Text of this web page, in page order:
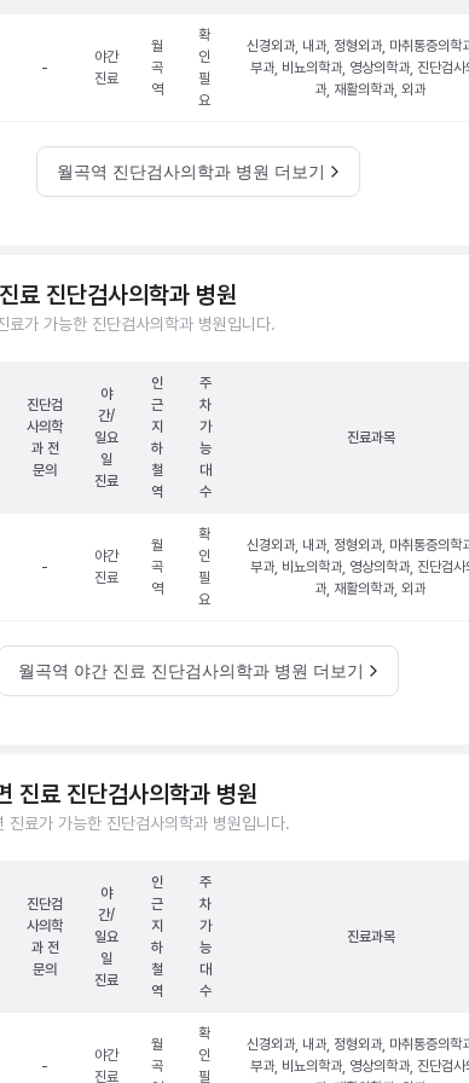
-
야간
진료
월
곡
역
확
인
필
요
신경외과, 내과, 정형외과, 마취통증의학
부과, 비뇨의학과, 영상의학과, 진단검사
과, 재활의학과, 외과
월곡역 진단검사의학과 병원 더보기
료 진단검사의학과 병원
료가 가능한 진단검사의학과 병원입니다.
진단검
사의학
과 전
문의
야
간/
일요
일
진료
인
근
지
하
철
역
주
차
가
능
대
수
진료과목
-
야간
진료
월
곡
역
확
인
필
요
신경외과, 내과, 정형외과, 마취통증의학
부과, 비뇨의학과, 영상의학과, 진단검사
과, 재활의학과, 외과
월곡역 야간 진료 진단검사의학과 병원 더보기
진료 진단검사의학과 병원
진료가 가능한 진단검사의학과 병원입니다.
진단검
사의학
과 전
문의
야
간/
일요
일
진료
인
근
지
하
철
역
주
차
가
능
대
수
진료과목
-
야간
진료
월
곡
확
인
필
신경외과, 내과, 정형외과, 마취통증의학
부과, 비뇨의학과, 영상의학과, 진단검사